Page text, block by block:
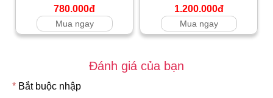
780.000đ
Mua ngay
1.200.000đ
Mua ngay
Đánh giá của bạn
* Bắt buộc nhập